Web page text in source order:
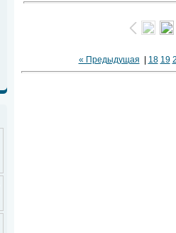
« Предыдущая 18 19